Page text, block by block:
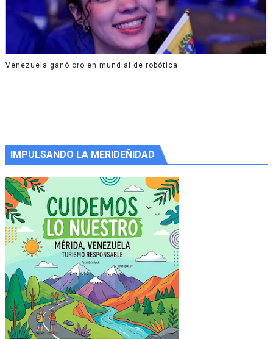
Venezuela ganó oro en mundial de robótica
IMPULSANDO LA MERIDEÑIDAD